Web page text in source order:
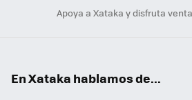
Apoya a Xataka y disfruta
En Xataka hablamos de...